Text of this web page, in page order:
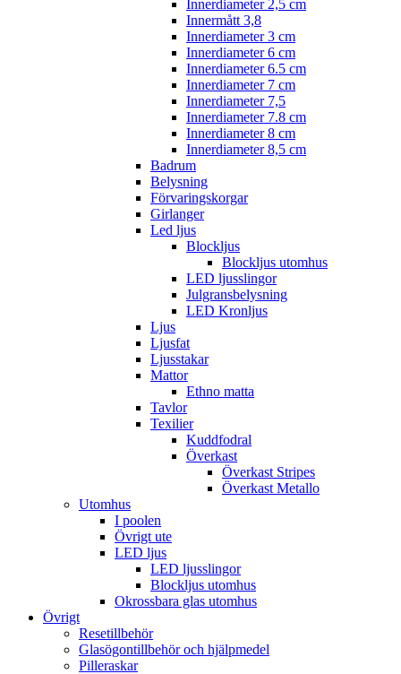
Innerdiameter 2,5 cm
Innermått 3,8
Innerdiameter 3 cm
Innerdiameter 6 cm
Innerdiameter 6.5 cm
Innerdiameter 7 cm
Innerdiameter 7,5
Innerdiameter 7.8 cm
Innerdiameter 8 cm
Innerdiameter 8,5 cm
Badrum
Belysning
Förvaringskorgar
Girlanger
Led ljus
Blockljus
Blockljus utomhus
LED ljusslingor
Julgransbelysning
LED Kronljus
Ljus
Ljusfat
Ljusstakar
Mattor
Ethno matta
Tavlor
Texilier
Kuddfodral
Överkast
Överkast Stripes
Överkast Metallo
Utomhus
I poolen
Övrigt ute
LED ljus
LED ljusslingor
Blockljus utomhus
Okrossbara glas utomhus
Övrigt
Resetillbehör
Glasögontillbehör och hjälpmedel
Pilleraskar